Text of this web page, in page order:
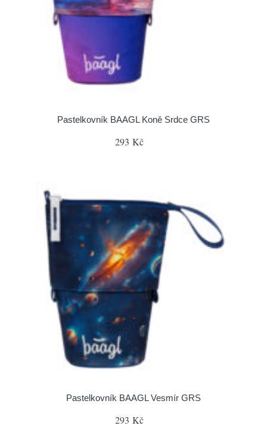
Pastelkovník BAAGL Koně Srdce GRS
293 Kč
Pastelkovník BAAGL Vesmír GRS
293 Kč